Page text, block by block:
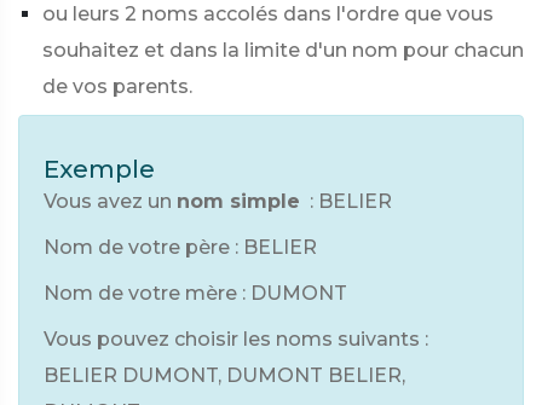
ou leurs 2 noms accolés dans l'ordre que vous
souhaitez et dans la limite d'un nom pour chacun
de vos parents.
Exemple
Vous avez un nom simple : BELIER
Nom de votre père : BELIER
Nom de votre mère : DUMONT
Vous pouvez choisir les noms suivants :
BELIER DUMONT, DUMONT BELIER,